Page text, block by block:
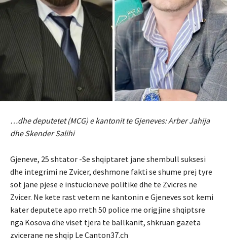
…dhe deputetet (MCG) e kantonit te Gjeneves: Arber Jahija
dhe Skender Salihi
Gjeneve, 25 shtator -Se shqiptaret jane shembull suksesi
dhe integrimi ne Zvicer, deshmone fakti se shume prej tyre
sot jane pjese e instucioneve politike dhe te Zvicres ne
Zvicer. Ne kete rast vetem ne kantonin e Gjeneves sot kemi
kater deputete apo rreth 50 police me origjine shqiptsre
nga Kosova dhe viset tjera te ballkanit, shkruan gazeta
zvicerane ne shqip Le Canton37.ch